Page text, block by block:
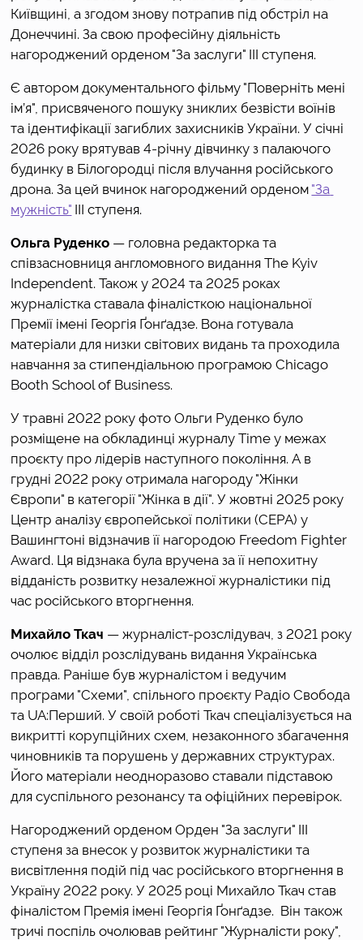
Київщині, а згодом знову потрапив під обстріл на
Донеччині. За свою професійну діяльність
нагороджений орденом "За заслуги" III ступеня.
Є автором документального фільму "Поверніть мені
ім’я", присвяченого пошуку зниклих безвісти воїнів
та ідентифікації загиблих захисників України. У січні
2026 року врятував 4-річну дівчинку з палаючого
будинку в Білогородці після влучання російського
дрона. За цей вчинок нагороджений орденом "За
мужність" III ступеня.
Ольга Руденко — головна редакторка та
співзасновниця англомовного видання The Kyiv
Independent. Також у 2024 та 2025 роках
журналістка ставала фіналісткою національної
Премії імені Георгія Ґонґадзе. Вона готувала
матеріали для низки світових видань та проходила
навчання за стипендіальною програмою Chicago
Booth School of Business.
У травні 2022 року фото Ольги Руденко було
розміщене на обкладинці журналу Time у межах
проєкту про лідерів наступного покоління. А в
грудні 2022 року отримала нагороду "Жінки
Європи" в категорії "Жінка в дії". У жовтні 2025 року
Центр аналізу європейської політики (CEPA) у
Вашингтоні відзначив її нагородою Freedom Fighter
Award. Ця відзнака була вручена за її непохитну
відданість розвитку незалежної журналістики під
час російського вторгнення.
Михайло Ткач — журналіст-розслідувач, з 2021 року
очолює відділ розслідувань видання Українська
правда. Раніше був журналістом і ведучим
програми "Схеми", спільного проєкту Радіо Свобода
та UA:Перший. У своїй роботі Ткач спеціалізується на
викритті корупційних схем, незаконного збагачення
чиновників та порушень у державних структурах.
Його матеріали неодноразово ставали підставою
для суспільного резонансу та офіційних перевірок.
Нагороджений орденом Орден "За заслуги" III
ступеня за внесок у розвиток журналістики та
висвітлення подій під час російського вторгнення в
Україну 2022 року. У 2025 році Михайло Ткач став
фіналістом Премія імені Георгія Ґонґадзе.  Він також
тричі поспіль очолював рейтинг "Журналісти року",